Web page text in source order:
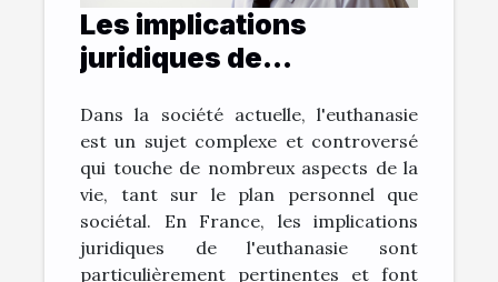
Les implications
juridiques de
Dans la société actuelle, l'euthanasie
est un sujet complexe et controversé
qui touche de nombreux aspects de la
vie, tant sur le plan personnel que
sociétal. En France, les implications
juridiques de l'euthanasie sont
particulièrement pertinentes et font